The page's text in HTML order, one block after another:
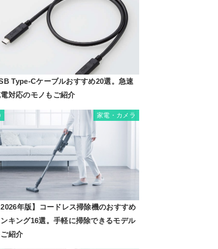
Type-Cケーブルおすすめ20選。急速
対応のモノもご紹介
家電・カメラ
年版】コードレス掃除機のおすすめ
キング16選。手軽に掃除できるモデル
紹介